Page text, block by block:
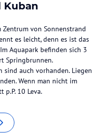
Kuban
von Sonnenstrand
es leicht, denn es ist das
Aquapark befinden sich 3
Springbrunnen.
sind auch vorhanden. Liegen
Wenn man nicht im
10 Leva.